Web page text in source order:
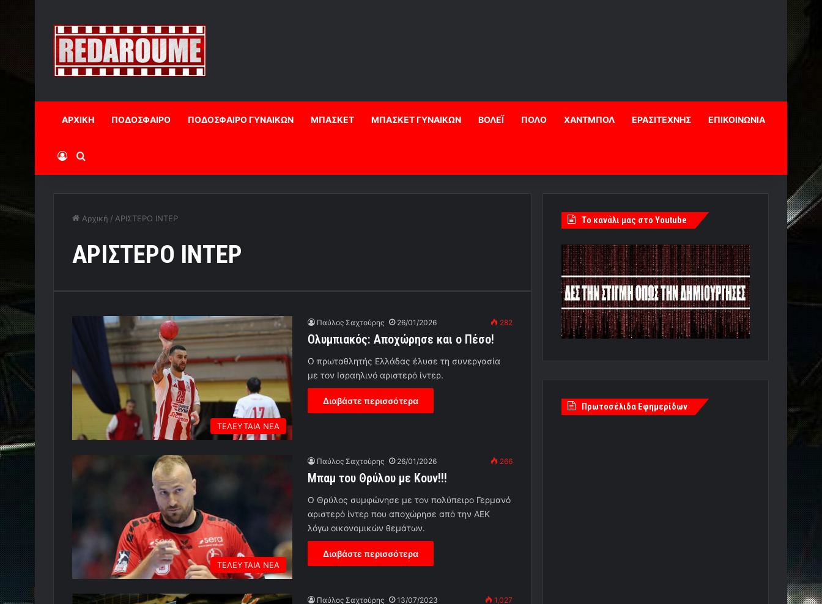
ΑΡΧΙΚΗ ΠΟΔΟΣΦΑΙΡΟ ΠΟΔΟΣΦΑΙΡΟ ΓΥΝΑΙΚΩΝ ΜΠΑΣΚΕΤ ΜΠΑΣΚΕΤ ΓΥΝΑΙΚΩΝ ΒΟΛΕΪ ΠΟΛΟ ΧΑΝΤΜΠΟΛ ΕΡΑΣΙΤΕΧΝΗΣ ΕΠΙΚΟΙΝΩΝΙΑ
Log InΑναζήτηση
Αρχική / ΑΡΙΣΤΕΡΟ ΙΝΤΕΡ
ΑΡΙΣΤΕΡΟ ΙΝΤΕΡ
ΤΕΛΕΥΤΑΙΑ ΝΕΑ
Παύλος Σαχτούρης 26/01/2026 282
Ολυμπιακός: Αποχώρησε και ο Πέσο!
Ο πρωταθλητής Ελλάδας έλυσε τη συνεργασία
με τον Ισραηλινό αριστερό ίντερ.
Διαβάστε περισσότερα
ΤΕΛΕΥΤΑΙΑ ΝΕΑ
Παύλος Σαχτούρης 26/01/2026 266
Μπαμ του Θρύλου με Κουν!!!
Ο Θρύλος συμφώνησε με τον πολύπειρο Γερμανό
αριστερό ίντερ που αποχώρησε από την ΑΕΚ
λόγω οικονομικών θεμάτων.
Διαβάστε περισσότερα
Παύλος Σαχτούρης 13/07/2023 1,027
Tο κανάλι μας στο Youtube
Πρωτοσέλιδα Εφημερίδων